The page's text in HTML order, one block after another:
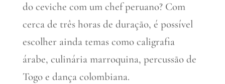
do ceviche com um chef peruano? Com
cerca de três horas de duração, é possível
escolher ainda temas como caligrafia
árabe, culinária marroquina, percussão de
Togo e dança colombiana.